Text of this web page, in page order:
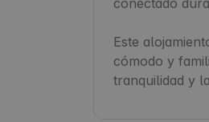
Este
cómodo y
tranquilidad y